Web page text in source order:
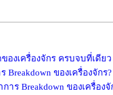
องเครื่องจักร ครบจบที่เดียว
ของเครื่องจักร?
าร Breakdown ของเครื่อง